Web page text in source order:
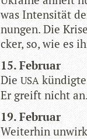
was Inten­si­tät
nun­gen. Die
cker, so, wie es
15. Februar
Die USA
Er greift nicht
19. Februar
Wei­ter­hin